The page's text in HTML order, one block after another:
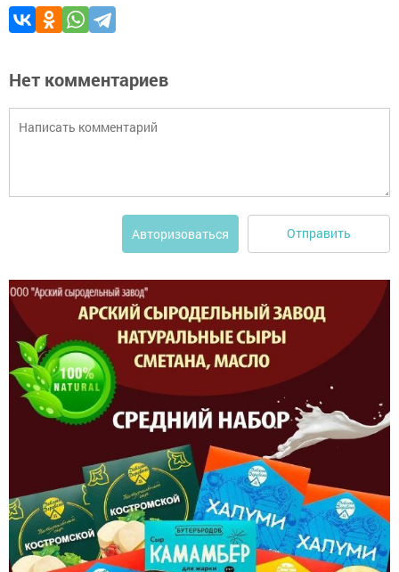
Нет комментариев
Авторизоваться Отправить